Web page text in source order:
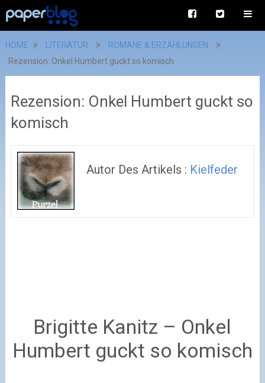
HOME LITERATUR
ROMANE & ERZÄHLUNGEN
Rezension: Onkel Humbert guckt so komisch
Rezension: Onkel Humbert guckt so
komisch
Autor Des Artikels : Kielfeder
Brigitte Kanitz – Onkel
Humbert guckt so komisch